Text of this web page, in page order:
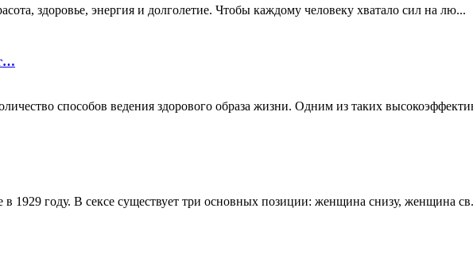
здоровье, энергия и долголетие. Чтобы каждому человеку хватало сил на лю...
способов ведения здорового образа жизни. Одним из таких
в 1929 году. В сексе существует три основных позиции: женщина снизу, женщина